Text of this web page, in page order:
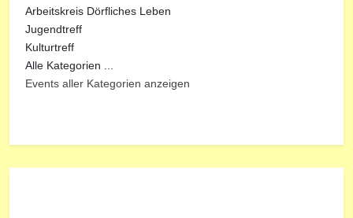
Arbeitskreis Dörfliches Leben
Jugendtreff
Kulturtreff
Alle Kategorien ...
Events aller Kategorien anzeigen